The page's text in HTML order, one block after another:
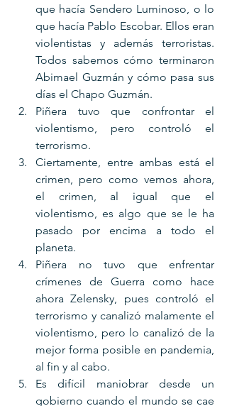
que hacía Sendero Luminoso, o lo
que hacía Pablo Escobar. Ellos eran
violentistas y además terroristas.
Todos sabemos cómo terminaron
Abimael Guzmán y cómo pasa sus
días el Chapo Guzmán.
Piñera tuvo que confrontar el
violentismo, pero controló el
terrorismo.
Ciertamente, entre ambas está el
crimen, pero como vemos ahora,
el crimen, al igual que el
violentismo, es algo que se le ha
pasado por encima a todo el
planeta.
Piñera no tuvo que enfrentar
crímenes de Guerra como hace
ahora Zelensky, pues controló el
terrorismo y canalizó malamente el
violentismo, pero lo canalizó de la
mejor forma posible en pandemia,
al fin y al cabo.
Es difícil maniobrar desde un
gobierno cuando el mundo se cae